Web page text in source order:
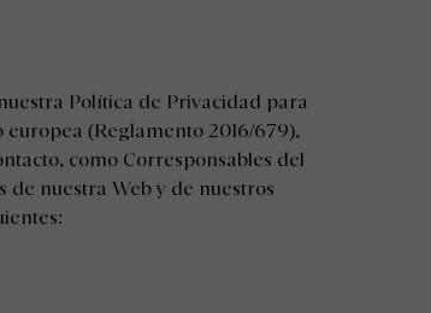
Política de Privacidad para
(Reglamento 2016/679),
como Corresponsables del
de nuestra Web y de nuestros